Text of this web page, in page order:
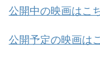
公開中の映画はこ
公開予定の映画は